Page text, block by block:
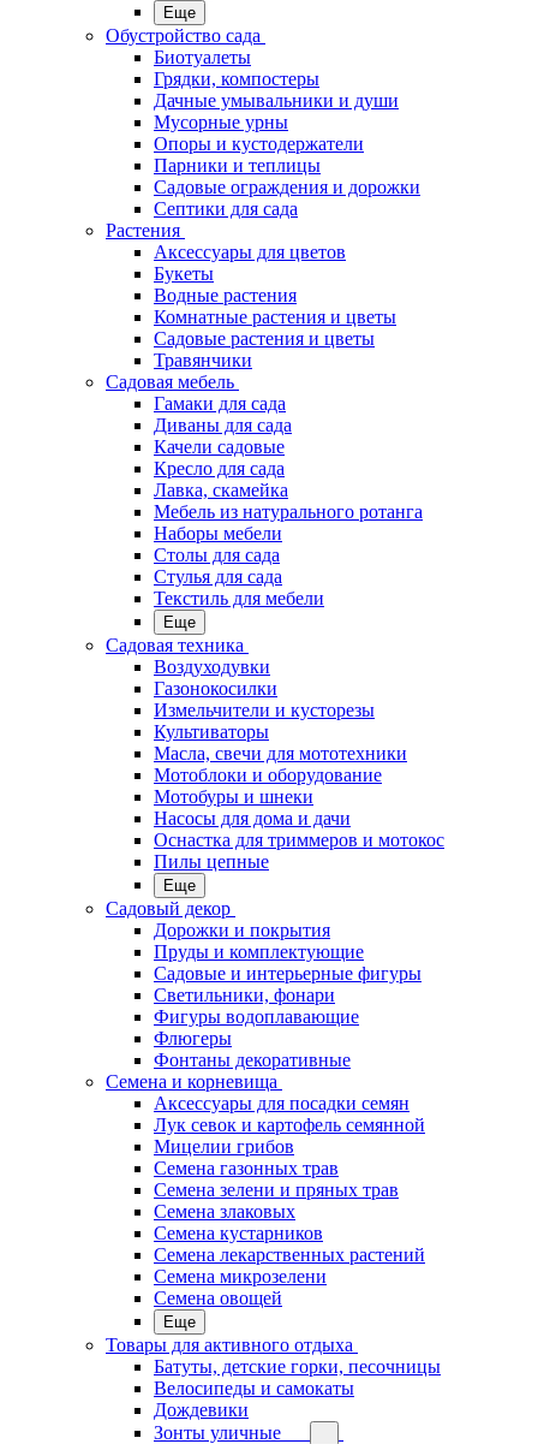
Еще
Обустройство сада
Биотуалеты
Грядки, компостеры
Дачные умывальники и души
Мусорные урны
Опоры и кустодержатели
Парники и теплицы
Садовые ограждения и дорожки
Септики для сада
Растения
Аксессуары для цветов
Букеты
Водные растения
Комнатные растения и цветы
Садовые растения и цветы
Травянчики
Садовая мебель
Гамаки для сада
Диваны для сада
Качели садовые
Кресло для сада
Лавка, скамейка
Мебель из натурального ротанга
Наборы мебели
Столы для сада
Стулья для сада
Текстиль для мебели
Еще
Садовая техника
Воздуходувки
Газонокосилки
Измельчители и кусторезы
Культиваторы
Масла, свечи для мототехники
Мотоблоки и оборудование
Мотобуры и шнеки
Насосы для дома и дачи
Оснастка для триммеров и мотокос
Пилы цепные
Еще
Садовый декор
Дорожки и покрытия
Пруды и комплектующие
Садовые и интерьерные фигуры
Светильники, фонари
Фигуры водоплавающие
Флюгеры
Фонтаны декоративные
Семена и корневища
Аксессуары для посадки семян
Лук севок и картофель семянной
Мицелии грибов
Семена газонных трав
Семена зелени и пряных трав
Семена злаковых
Семена кустарников
Семена лекарственных растений
Семена микрозелени
Семена овощей
Еще
Товары для активного отдыха
Батуты, детские горки, песочницы
Велосипеды и самокаты
Дождевики
Зонты уличные